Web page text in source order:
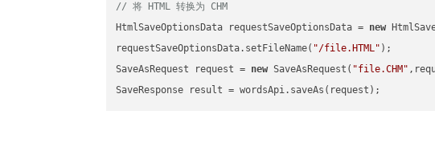
// 将 HTML 转换为 CHM
HtmlSaveOptionsData requestSaveOptionsData = new
requestSaveOptionsData.setFileName( "/file.HTML" );
SaveAsRequest request = new SaveAsRequest( "file.CHM"